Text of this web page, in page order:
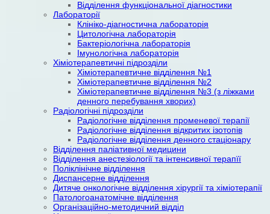
Відділення функціональної діагностики
Лабораторії
Клініко-діагностична лабораторія
Цитологічна лабораторія
Бактеріологічна лабораторія
Імунологічна лабораторія
Хіміотерапевтичні підрозділи
Хіміотерапевтичне відділення №1
Хіміотерапевтичне відділення №2
Хіміотерапевтичне відділення №3 (з ліжками
денного перебування хворих)
Радіологічні підрозділи
Радіологічне відділення променевої терапії
Радіологічне відділення відкритих ізотопів
Радіологічне відділення денного стаціонару
Відділення паліативної медицини
Відділення анестезіології та інтенсивної терапїї
Поліклінічне відділення
Диспансерне відділення
Дитяче онкологічне відділення хірургії та хіміотерапії
Патологоанатомічне відділення
Організаційно-методичний відділ